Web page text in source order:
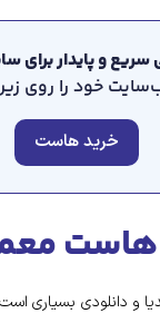
سریع و پایدار برای
خود را روی
خرید هاست
هاست
دانلودی بسیاری